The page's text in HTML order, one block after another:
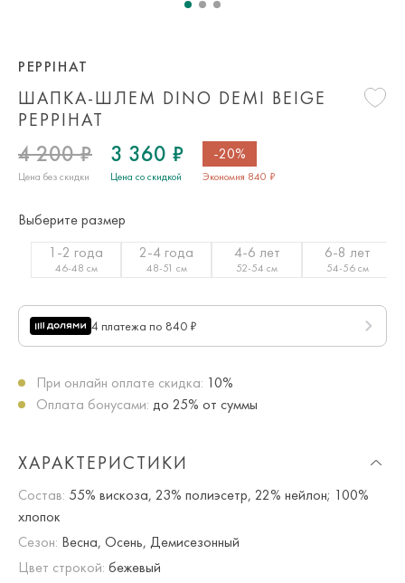
ШАПКА-ШЛЕМ DINO DEMI BEIGE
PEPPIHAT
PEPPIHAT
4 200 ₽
Цена без скидки
3 360 ₽
Цена со скидкой
-20%
Экономия 840 ₽
Выберите размер
1-2 года
46-48 см
2-4 года
48-51 см
4-6 лет
52-54 см
6-8 лет
54-56 см
4 платежа по 840 ₽
При онлайн оплате скидка: 10%
Оплата бонусами: до 25% от суммы
ХАРАКТЕРИСТИКИ
Состав: 55% вискоза, 23% полиэсетр, 22% нейлон; 100%
хлопок
Сезон: Весна, Осень, Демисезонный
Цвет строкой: бежевый